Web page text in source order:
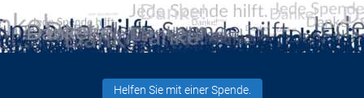
Helfen Sie mit einer Spende.